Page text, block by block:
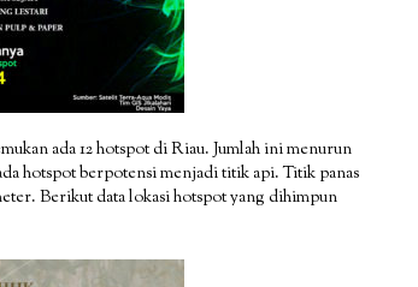
ada 12 hotspot di Riau. Jumlah ini menurun
hotspot berpotensi menjadi titik api. Titik panas
Berikut data lokasi hotspot yang dihimpun